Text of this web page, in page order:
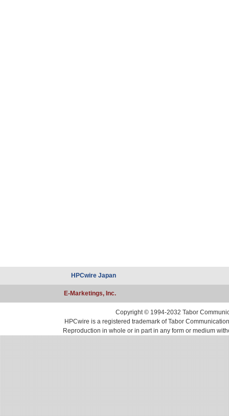
HPCwire Japan
E-Marketings, Inc.
Copyright © 1994-2032 Tabor
HPCwire is a registered trademark of Tabor
Reproduction in whole or in part in any form or medium